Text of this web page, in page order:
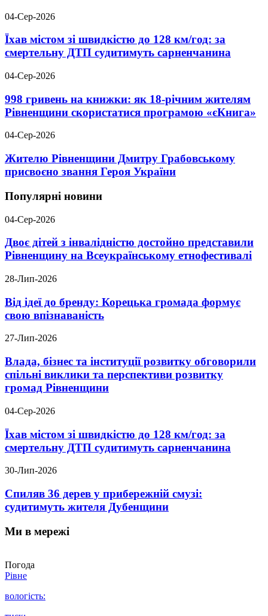
04-Сер-2026
Їхав містом зі швидкістю до 128 км/год: за
смертельну ДТП судитимуть сарненчанина
04-Сер-2026
998 гривень на книжки: як 18-річним жителям
Рівненщини скористатися програмою «єКнига»
04-Сер-2026
Жителю Рівненщини Дмитру Грабовському
присвоєно звання Героя України
Популярні новини
04-Сер-2026
Двоє дітей з інвалідністю достойно представили
Рівненщину на Всеукраїнському етнофестивалі
28-Лип-2026
Від ідеї до бренду: Корецька громада формує
свою впізнаваність
27-Лип-2026
Влада, бізнес та інституції розвитку обговорили
спільні виклики та перспективи розвитку
громад Рівненщини
04-Сер-2026
Їхав містом зі швидкістю до 128 км/год: за
смертельну ДТП судитимуть сарненчанина
30-Лип-2026
Спиляв 36 дерев у прибережній смузі:
судитимуть жителя Дубенщини
Ми в мережі
Погода
Рівне
вологість: